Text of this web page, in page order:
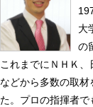
大
の
これまでにＮＨＫ
などから多数の取
た。プロの指揮者